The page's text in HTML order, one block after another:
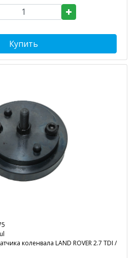
Купить
коленвала LAND ROVER 2.7 TDI /